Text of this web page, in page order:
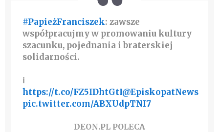
#PapieżFranciszek: zawsze
współpracujmy w promowaniu kultury
szacunku, pojednania i braterskiej
solidarności.
ℹ️️
https://t.co/FZ5IDhtGtI@EpiskopatNews
pic.twitter.com/ABXUdpTNI7
DEON.PL POLECA